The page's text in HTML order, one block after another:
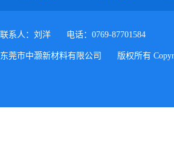
联系人：刘洋 电话：0769-87701584
东莞市中灏新材料有限公司 版权所有